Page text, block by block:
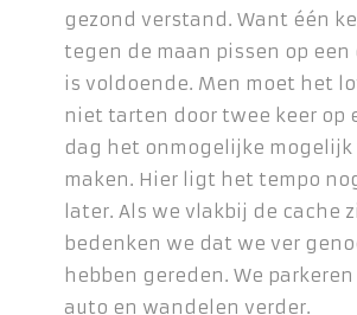
gezond verstand. Want één
tegen de maan pissen op een
is voldoende. Men moet het
niet tarten door twee keer op
dag het onmogelijke mogelijk
maken. Hier ligt het tempo
later. Als we vlakbij de cache
bedenken we dat we ver
hebben gereden. We parkeren
auto en wandelen verder.